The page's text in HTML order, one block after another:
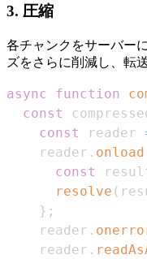
3. 圧縮
各チャンクをサーバー
ズをさらに削減し、転
async function
const
const
reader
    reader
. onload
const
resolve (
} ;
    reader
.
    reader
.